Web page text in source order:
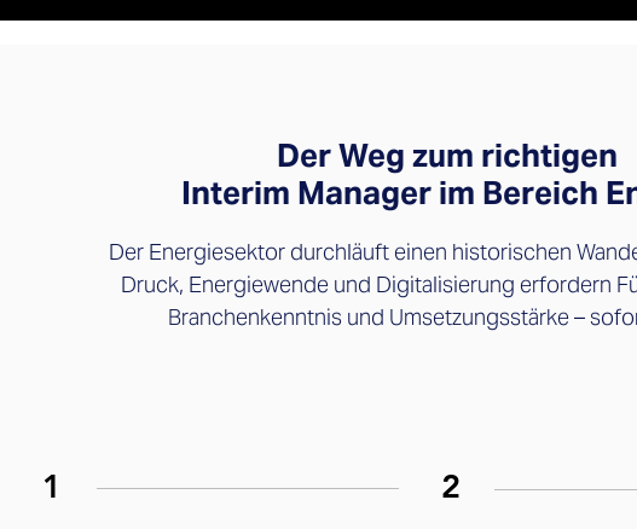
Der Weg zum richtigen
Interim Manager im Bereich
Der Energiesektor durchläuft einen historischen
Druck, Energiewende und Digitalisierung erfordern
Branchenkenntnis und Umsetzungsstärke –
1 2